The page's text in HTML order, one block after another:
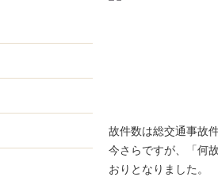
故件数は総交通事故
今さらですが、「何
おりとなりました。